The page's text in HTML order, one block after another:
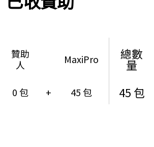
贊助
人
MaxiPro 總數
量
0 包 + 45 包 45 包